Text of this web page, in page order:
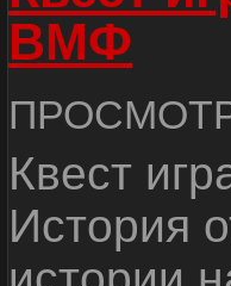
ВМФ
Квест
История